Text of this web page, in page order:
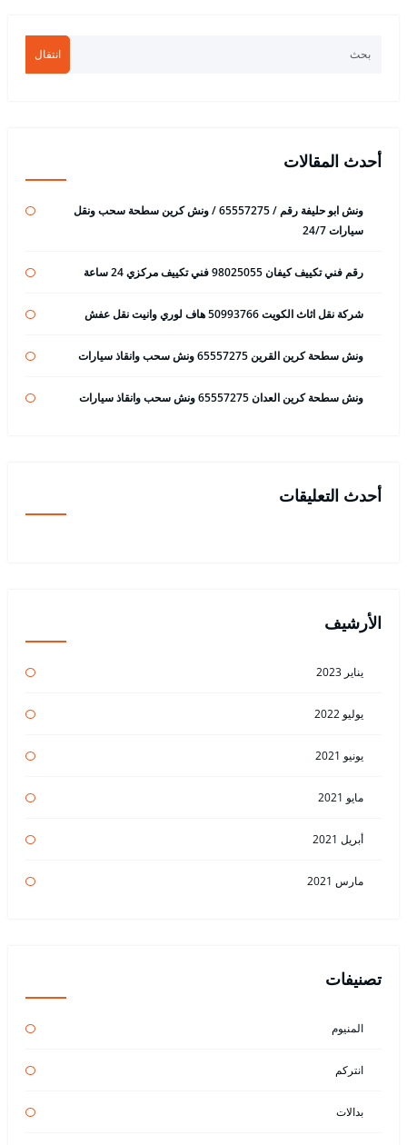
انتقال
أحدث المقالات
ونش ابو حليفة رقم / 65557275 / ونش كرين سطحة سحب ونقل
سيارات 24/7
رقم فني تكييف كيفان 98025055 فني تكييف مركزي 24 ساعة
شركة نقل اثاث الكويت 50993766 هاف لوري وانيت نقل عفش
ونش سطحة كرين القرين 65557275 ونش سحب وانقاذ سيارات
ونش سطحة كرين العدان 65557275 ونش سحب وانقاذ سيارات
أحدث التعليقات
الأرشيف
يناير 2023
يوليو 2022
يونيو 2021
مايو 2021
أبريل 2021
مارس 2021
تصنيفات
المنيوم
انتركم
بدالات